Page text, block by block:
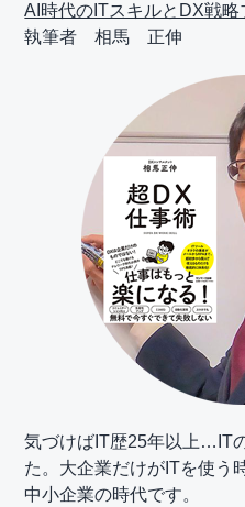
AI時代のITスキルとDX戦略
執筆者 相馬 正伸
気づけばIT歴25年以上…IT
た。大企業だけがITを使う
中小企業の時代です。